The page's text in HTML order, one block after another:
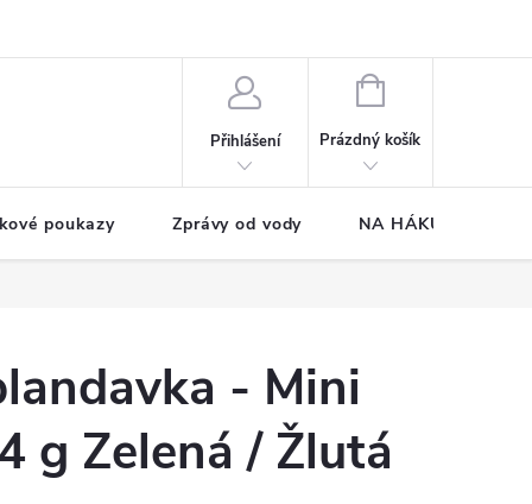
Přihlášení
NÁKUPNÍ
Prázdný košík
poukazy Zprávy od vody NA HÁKU CUP
- Mini
g Zelená / Žlutá